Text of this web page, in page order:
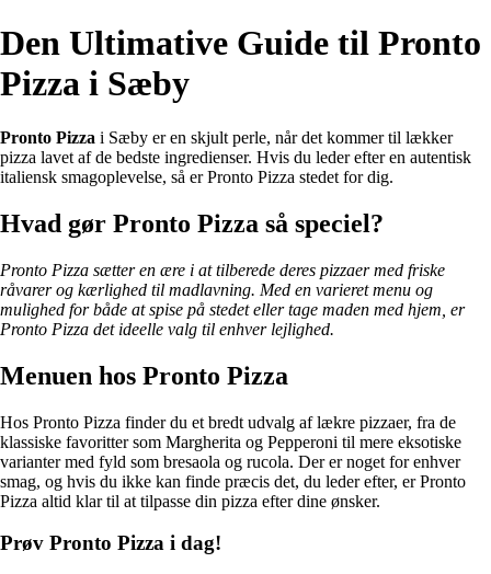
Den Ultimative Guide til Pronto
Pizza i Sæby
Pronto Pizza i Sæby er en skjult perle, når det kommer til lækker
pizza lavet af de bedste ingredienser. Hvis du leder efter en autentisk
italiensk smagoplevelse, så er Pronto Pizza stedet for dig.
Hvad gør Pronto Pizza så speciel?
Pronto Pizza sætter en ære i at tilberede deres pizzaer med friske
råvarer og kærlighed til madlavning. Med en varieret menu og
mulighed for både at spise på stedet eller tage maden med hjem, er
Pronto Pizza det ideelle valg til enhver lejlighed.
Menuen hos Pronto Pizza
Hos Pronto Pizza finder du et bredt udvalg af lækre pizzaer, fra de
klassiske favoritter som Margherita og Pepperoni til mere eksotiske
varianter med fyld som bresaola og rucola. Der er noget for enhver
smag, og hvis du ikke kan finde præcis det, du leder efter, er Pronto
Pizza altid klar til at tilpasse din pizza efter dine ønsker.
Prøv Pronto Pizza i dag!